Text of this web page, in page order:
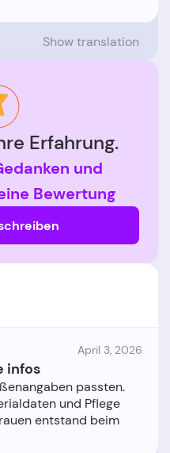
Show translation
Erfahrung.
und
Bewertung
April 3, 2026
infos
passten.
und Pflege
entstand beim